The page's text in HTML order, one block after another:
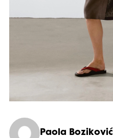
Paola Boziković